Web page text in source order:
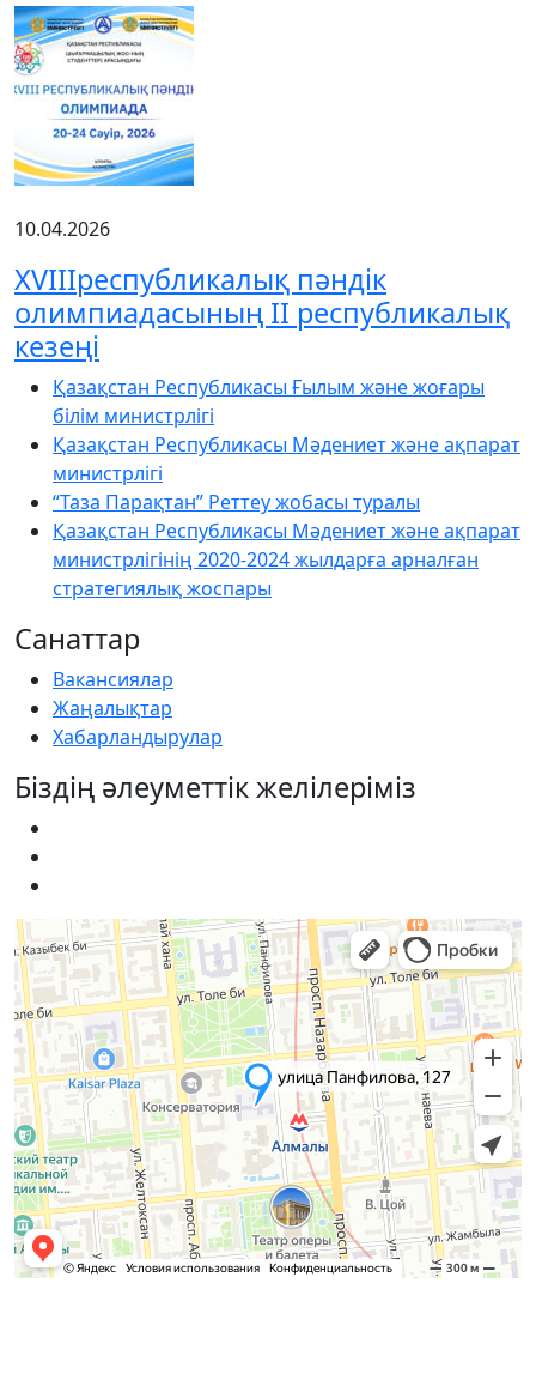
10.04.2026
XVIIIреспубликалық пәндік
олимпиадасының ІІ республикалық
кезеңі
Қазақстан Республикасы Ғылым және жоғары
білім министрлігі
Қазақстан Республикасы Мәдениет және ақпарат
министрлігі
“Таза Парақтан” Реттеу жобасы туралы
Қазақстан Республикасы Мәдениет және ақпарат
министрлігінің 2020-2024 жылдарға арналған
стратегиялық жоспары
Санаттар
Вакансиялар
Жаңалықтар
Хабарландырулар
Біздің әлеуметтік желілеріміз